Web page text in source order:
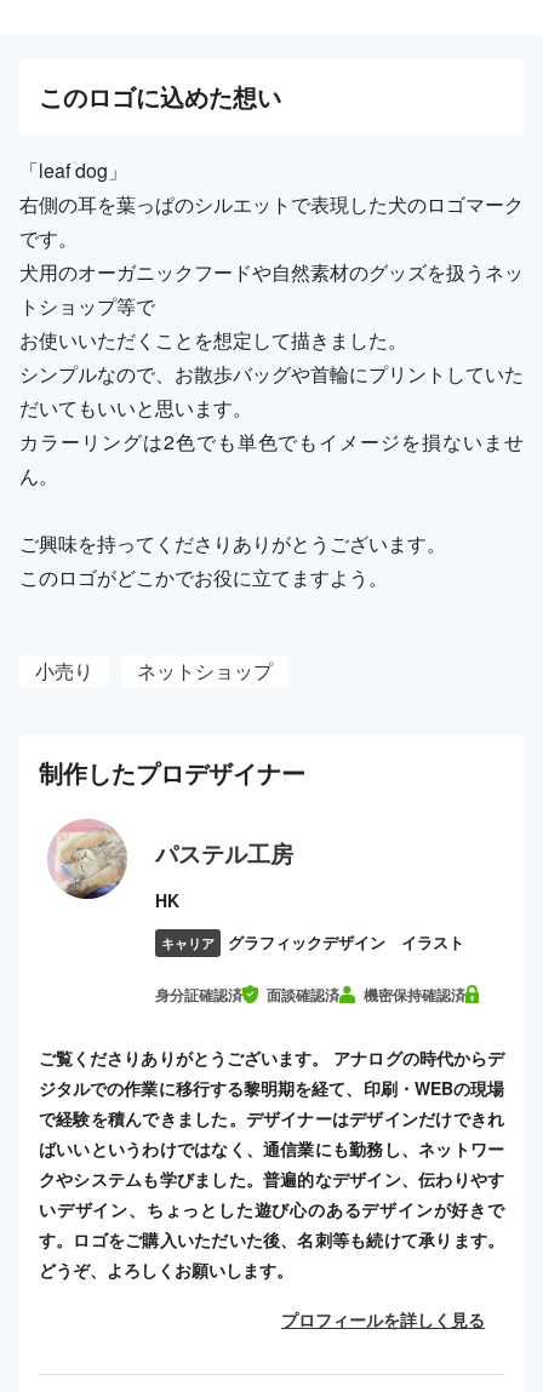
このロゴに込めた想い
「leaf dog」
右側の耳を葉っぱのシルエットで表現した犬のロゴマーク
です。
犬用のオーガニックフードや自然素材のグッズを扱うネッ
トショップ等で
お使いいただくことを想定して描きました。
シンプルなので、お散歩バッグや首輪にプリントしていた
だいてもいいと思います。
カラーリングは2色でも単色でもイメージを損ないませ
ん。
ご興味を持ってくださりありがとうございます。
このロゴがどこかでお役に立てますよう。
小売り ネットショップ
制作したプロデザイナー
パステル工房
HK
キャリア グラフィックデザイン イラスト
身分証確認済 面談確認済 機密保持確認済
ご覧くださりありがとうございます。 アナログの時代からデ
ジタルでの作業に移行する黎明期を経て、印刷・WEBの現場
で経験を積んできました。デザイナーはデザインだけできれ
ばいいというわけではなく、通信業にも勤務し、ネットワー
クやシステムも学びました。普遍的なデザイン、伝わりやす
いデザイン、ちょっとした遊び心のあるデザインが好きで
す。ロゴをご購入いただいた後、名刺等も続けて承ります。
どうぞ、よろしくお願いします。
プロフィールを詳しく見る